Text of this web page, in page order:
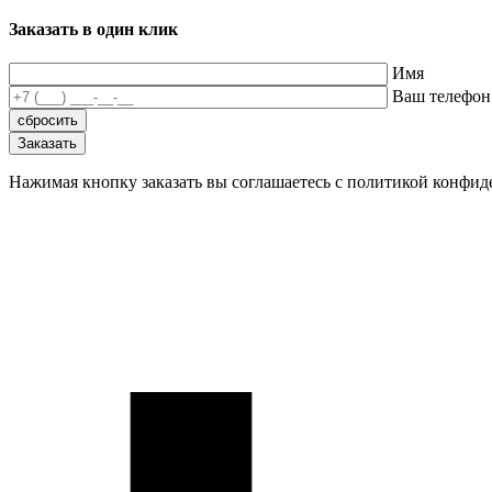
Заказать в один клик
Имя
Ваш телефон
Нажимая кнопку заказать вы соглашаетесь с политикой